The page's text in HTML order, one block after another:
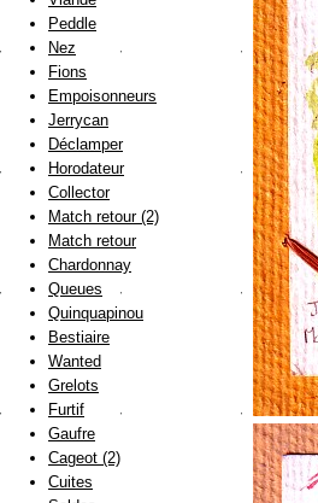
Peddle
Nez
Fions
Empoisonneurs
Jerrycan
Déclamper
Horodateur
Collector
Match retour (2)
Match retour
Chardonnay
Queues
Quinquapinou
Bestiaire
Wanted
Grelots
Furtif
Gaufre
Cageot (2)
Cuites